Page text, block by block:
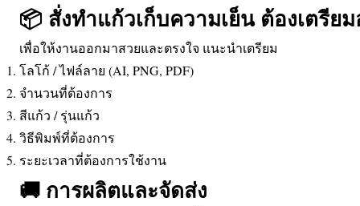
📦 สั่งทำแก้วเก็บความเย็น ต้องเตรียม
เพื่อให้งานออกมาสวยและตรงใจ แนะนำเตรียม
โลโก้ / ไฟล์ลาย (AI, PNG, PDF)
จำนวนที่ต้องการ
สีแก้ว / รุ่นแก้ว
วิธีพิมพ์ที่ต้องการ
ระยะเวลาที่ต้องการใช้งาน
🚚 การผลิตและจัดส่ง